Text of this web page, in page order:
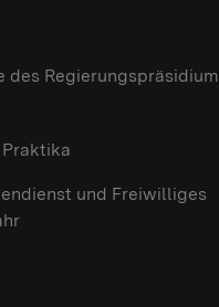
des
und Freiwilliges